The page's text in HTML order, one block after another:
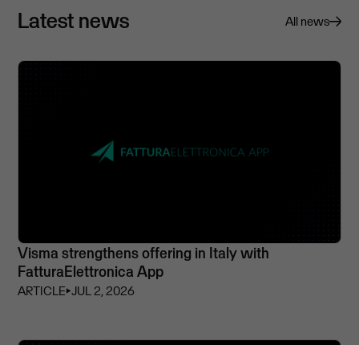
Latest news All news
Visma strengthens offering in Italy with
FatturaElettronica App
ARTICLE⏵JUL 2, 2026